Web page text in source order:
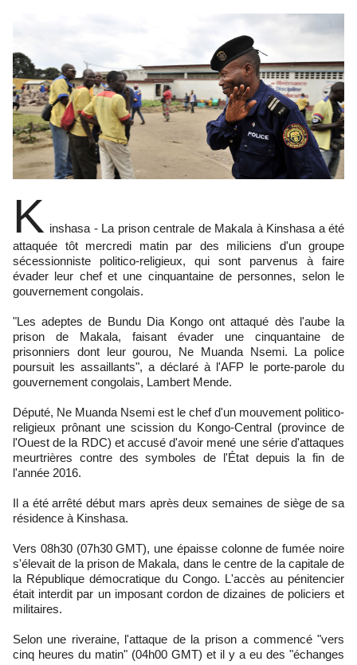
K inshasa - La prison centrale de Makala à Kinshasa a été
attaquée tôt mercredi matin par des miliciens d'un groupe
sécessionniste politico-religieux, qui sont parvenus à faire
évader leur chef et une cinquantaine de personnes, selon le
gouvernement congolais.
"Les adeptes de Bundu Dia Kongo ont attaqué dès l'aube la
prison de Makala, faisant évader une cinquantaine de
prisonniers dont leur gourou, Ne Muanda Nsemi. La police
poursuit les assaillants", a déclaré à l'AFP le porte-parole du
gouvernement congolais, Lambert Mende.
Député, Ne Muanda Nsemi est le chef d'un mouvement politico-
religieux prônant une scission du Kongo-Central (province de
l'Ouest de la RDC) et accusé d'avoir mené une série d'attaques
meurtrières contre des symboles de l'État depuis la fin de
l'année 2016.
Il a été arrêté début mars après deux semaines de siège de sa
résidence à Kinshasa.
Vers 08h30 (07h30 GMT), une épaisse colonne de fumée noire
s'élevait de la prison de Makala, dans le centre de la capitale de
la République démocratique du Congo. L'accès au pénitencier
était interdit par un imposant cordon de dizaines de policiers et
militaires.
Selon une riveraine, l'attaque de la prison a commencé "vers
cinq heures du matin" (04h00 GMT) et il y a eu des "échanges